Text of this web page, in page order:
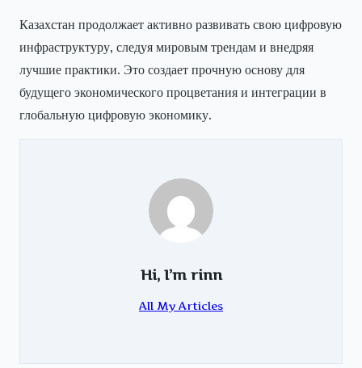
Казахстан продолжает активно развивать свою цифровую
инфраструктуру, следуя мировым трендам и внедряя
лучшие практики. Это создает прочную основу для
будущего экономического процветания и интеграции в
глобальную цифровую экономику.
Hi, I’m rinn
All My Articles